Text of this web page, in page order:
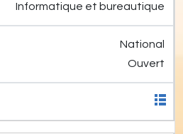
Informatique et bureautique
National
Ouvert